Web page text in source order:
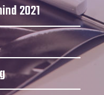
2021